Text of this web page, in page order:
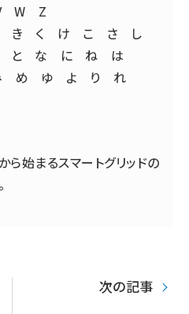
W
Z
き く け こ さ
し
と な に ね
は
め ゆ よ り
れ
ら始まるスマートグリッドの
次の記事